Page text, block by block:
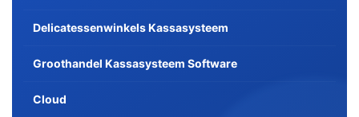
Delicatessenwinkels Kassasysteem
Groothandel Kassasysteem Software
Cloud